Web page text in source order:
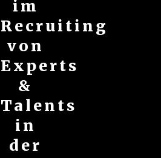
im
Recruiting
von
Experts
&
Talents
in
der